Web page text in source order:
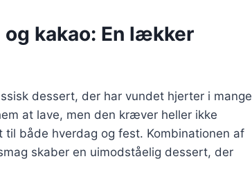
kakao: En lækker
dessert, der har vundet hjerter i mange
at lave, men den kræver heller ikke
både hverdag og fest. Kombinationen af
skaber en uimodståelig dessert, der